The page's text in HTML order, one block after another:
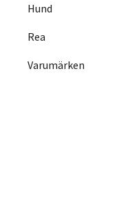
Hund
Rea
Varumärken